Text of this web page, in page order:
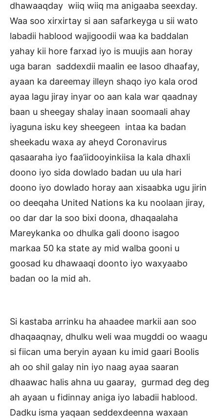
dhawaaqday wiiq wiiq ma anigaaba seexday.
Waa soo xirxirtay si aan safarkeyga u sii wato
labadii hablood wajigoodii waa ka baddalan
yahay kii hore farxad iyo is muujis aan horay
uga baran saddexdii maalin ee lasoo dhaafay,
ayaan ka dareemay illeyn shaqo iyo kala orod
ayaa lagu jiray inyar oo aan kala war qaadnay
baan u sheegay shalay inaan soomaali ahay
iyaguna isku key sheegeen intaa ka badan
sheekadu waxa ay aheyd Coronavirus
qasaaraha iyo faa’iidooyinkiisa la kala dhaxli
doono iyo sida dowlado badan uu ula hari
doono iyo dowlado horay aan xisaabka ugu jirin
oo deeqaha United Nations ka ku noolaan jiray,
oo dar dar la soo bixi doona, dhaqaalaha
Mareykanka oo dhulka gali doono isagoo
markaa 50 ka state ay mid walba gooni u
goosad ku dhawaaqi doonto iyo waxyaabo
badan oo la mid ah.
Si kastaba arrinku ha ahaadee markii aan soo
dhaqaaqnay, dhulku weli waa mugddi oo waagu
si fiican uma beryin ayaan ku imid gaari Boolis
ah oo shil galay nin iyo naag ayaa saaran
dhaawac halis ahna uu gaaray, gurmad deg deg
ah ayaan u fidinnay aniga iyo labadii hablood.
Dadku isma yaqaan seddexdeenna waxaan